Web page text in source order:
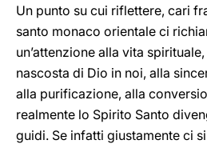
Un punto su cui riflettere, cari
santo monaco orientale ci
un’attenzione alla vita
nascosta di Dio in noi, alla
alla purificazione, alla
realmente lo Spirito Santo
guidi. Se infatti giustamente ci